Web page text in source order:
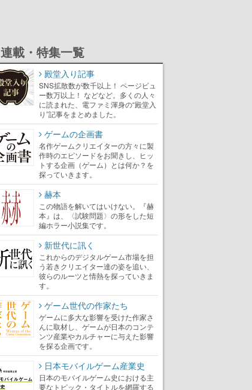
連載・特集一覧
殿堂入り記事
SNS拡散数が数千以上！ ページビュ
ー数万以上！ などなど。多くの人々
に読まれた、電ファミ渾身の“殿堂入
り”記事をまとめました。
ゲームの企画書
名作ゲームクリエイターの方々に製
作時のエピソードをお聞きし、ヒッ
トする企画（ゲーム）とは何か？を
探っていきます。
赫本
この物語を解いてはいけない。『赫
本』は、〈試験問題〉の形をした短
編ホラー小説集です。
新世代に訊く
これからのデジタルゲーム市場を担
う若きクリエイター達の姿を追い、
彼らのルーツと情熱を探っていきま
す。
ゲーム世代の作家たち
ゲームに多大な影響を受けた作家さ
んに取材し、ゲームが日本のコンテ
ンツ産業やカルチャーに与えた影響
を探る企画です。
日本モバイルゲーム産業史
日本のモバイルゲーム史における主
要なトピック・タイトルを網羅する